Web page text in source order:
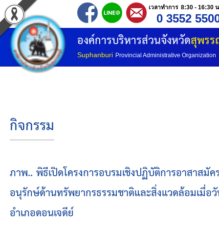
เวลาทำการ 8:30 - 16:30
0 3552
องค์การบริหารส่วนจังหวัดสุพร
Suphanburi Provincial Administrative Organization
หน้าแรก
ประวัติ อบจ
โครงสร้างองค์กร
โครงสร้างการแบ่งส่วนราชการ
วิสัยทัศน์
ยุทธศาสตร์การพัฒนา
กิจกรรม
ภาพ.. พิธีเปิดโครงการอบรมเชิงปฏิบัติการอาสาสมั
อนุรักษ์ด้านทรัพยากรธรรมชาติและสิ่งแวดล้อมเมื่
อำเภอดอนเจดีย์